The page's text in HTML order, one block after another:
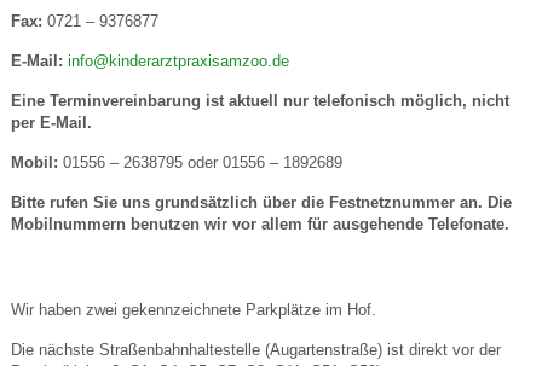
Fax: 0721 ‒ 9376877
E-Mail: info@kinderarztpraxisamzoo.de
Eine Terminvereinbarung ist aktuell nur telefonisch möglich, nicht
per E-Mail.
Mobil: 01556 ‒ 2638795 oder 01556 ‒ 1892689
Bitte rufen Sie uns grundsätzlich über die Festnetznummer an. Die
Mobilnummern benutzen wir vor allem für ausgehende Telefonate.
Wir haben zwei gekennzeichnete Parkplätze im Hof.
Die nächste Straßenbahnhaltestelle (Augartenstraße) ist direkt vor der